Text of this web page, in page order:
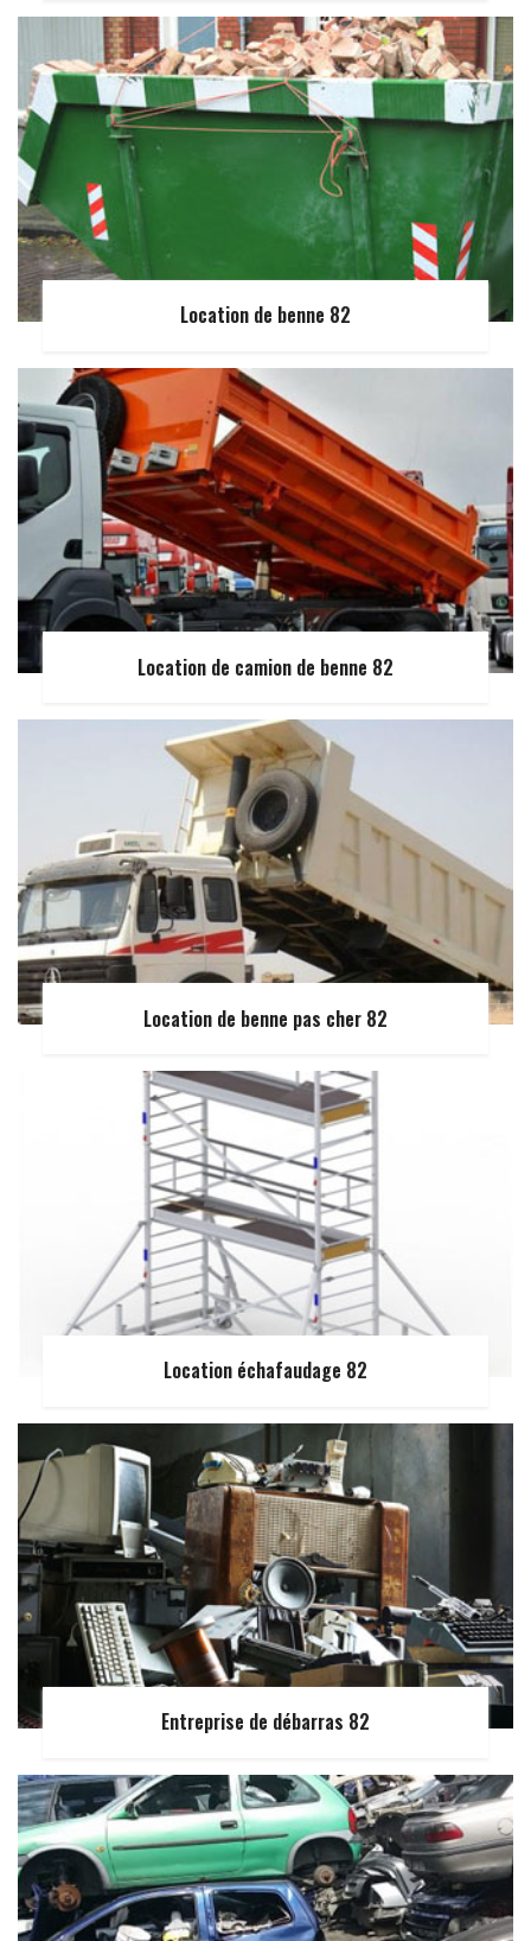
Location de benne 82
Location de camion de benne 82
Location de benne pas cher 82
Location échafaudage 82
Entreprise de débarras 82